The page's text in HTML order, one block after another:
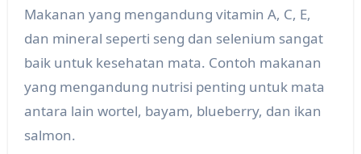
Makanan yang mengandung vitamin A, C, E,
dan mineral seperti seng dan selenium sangat
baik untuk kesehatan mata. Contoh makanan
yang mengandung nutrisi penting untuk mata
antara lain wortel, bayam, blueberry, dan ikan
salmon.